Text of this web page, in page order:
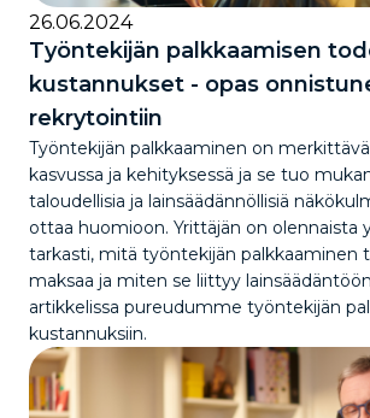
26.06.2024
Työntekijän palkkaamisen
kustannukset - opas
rekrytointiin
Työntekijän palkkaaminen on
kasvussa ja kehityksessä ja se tuo
taloudellisia ja lainsäädännöllisiä
ottaa huomioon. Yrittäjän on olennaista
tarkasti, mitä työntekijän palkkaaminen
maksaa ja miten se liittyy
artikkelissa pureudumme työntekijän
kustannuksiin.